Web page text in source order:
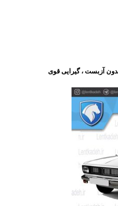
آزبست ، گیرایی قوی​